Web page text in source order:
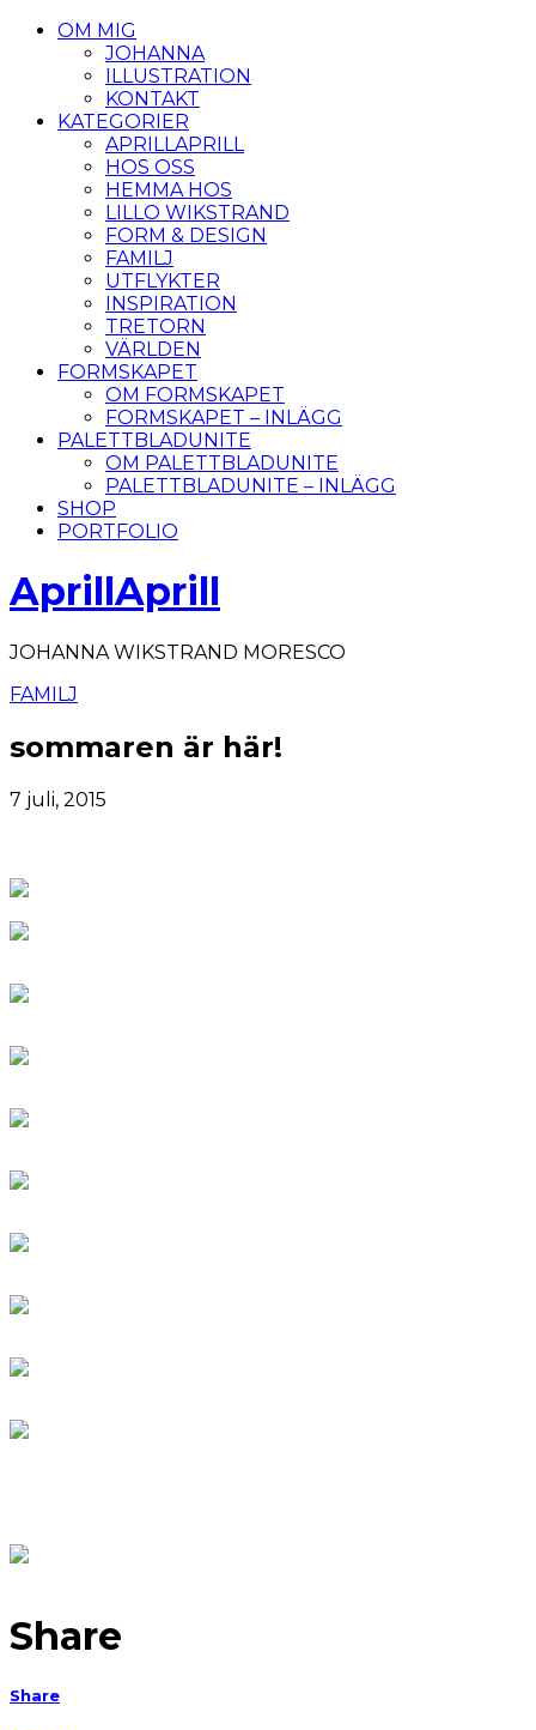
OM MIG
JOHANNA
ILLUSTRATION
KONTAKT
KATEGORIER
APRILLAPRILL
HOS OSS
HEMMA HOS
LILLO WIKSTRAND
FORM & DESIGN
FAMILJ
UTFLYKTER
INSPIRATION
TRETORN
VÄRLDEN
FORMSKAPET
OM FORMSKAPET
FORMSKAPET – INLÄGG
PALETTBLADUNITE
OM PALETTBLADUNITE
PALETTBLADUNITE – INLÄGG
SHOP
PORTFOLIO
AprillAprill
JOHANNA WIKSTRAND MORESCO
FAMILJ
sommaren är här!
7 juli, 2015
Share
Share